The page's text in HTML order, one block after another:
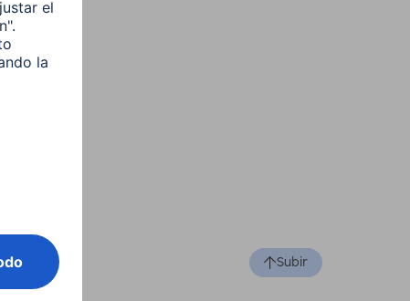
Subir